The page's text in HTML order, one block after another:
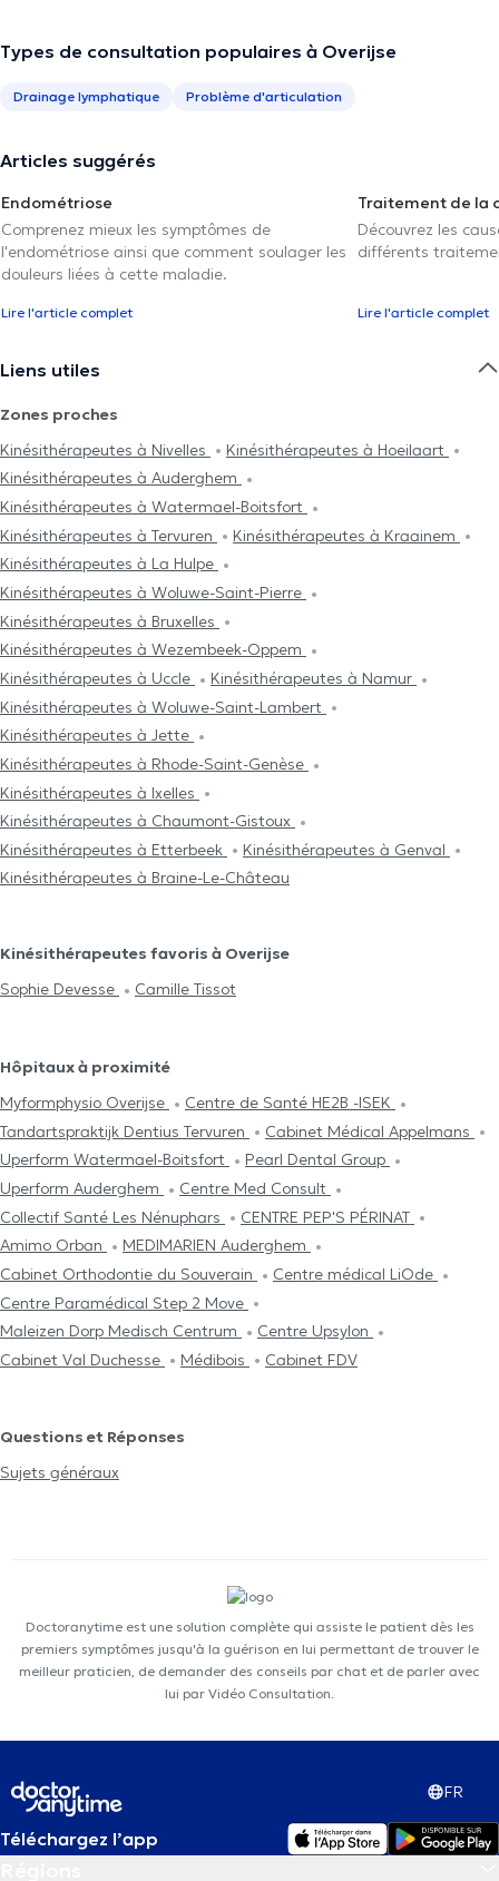
Types de consultation populaires à Overijse
Drainage lymphatique Problème d'articulation
Articles suggérés
Endométriose
Comprenez mieux les symptômes de
l'endométriose ainsi que comment soulager les
douleurs liées à cette maladie.
Lire l'article complet
Traitement de la
Découvrez les
différents
Lire l'article complet
Liens utiles
Zones proches
Kinésithérapeutes à Nivelles
Kinésithérapeutes à Hoeilaart
Kinésithérapeutes à Auderghem
Kinésithérapeutes à Watermael-Boitsfort
Kinésithérapeutes à Tervuren
Kinésithérapeutes à Kraainem
Kinésithérapeutes à La Hulpe
Kinésithérapeutes à Woluwe-Saint-Pierre
Kinésithérapeutes à Bruxelles
Kinésithérapeutes à Wezembeek-Oppem
Kinésithérapeutes à Uccle
Kinésithérapeutes à Namur
Kinésithérapeutes à Woluwe-Saint-Lambert
Kinésithérapeutes à Jette
Kinésithérapeutes à Rhode-Saint-Genèse
Kinésithérapeutes à Ixelles
Kinésithérapeutes à Chaumont-Gistoux
Kinésithérapeutes à Etterbeek
Kinésithérapeutes à Genval
Kinésithérapeutes à Braine-Le-Château
Kinésithérapeutes favoris à Overijse
Sophie Devesse
Camille Tissot
Hôpitaux à proximité
Myformphysio Overijse
Centre de Santé HE2B -ISEK
Tandartspraktijk Dentius Tervuren
Cabinet Médical Appelmans
Uperform Watermael-Boitsfort
Pearl Dental Group
Uperform Auderghem
Centre Med Consult
Collectif Santé Les Nénuphars
CENTRE PEP'S PÉRINAT
Amimo Orban
MEDIMARIEN Auderghem
Cabinet Orthodontie du Souverain
Centre médical LiOde
Centre Paramédical Step 2 Move
Maleizen Dorp Medisch Centrum
Centre Upsylon
Cabinet Val Duchesse
Médibois Cabinet FDV
Questions et Réponses
Sujets généraux
Doctoranytime est une solution complète qui assiste le patient dès les
premiers symptômes jusqu'à la guérison en lui permettant de trouver le
meilleur praticien, de demander des conseils par chat et de parler avec
lui par Vidéo Consultation.
FR
Téléchargez l’app